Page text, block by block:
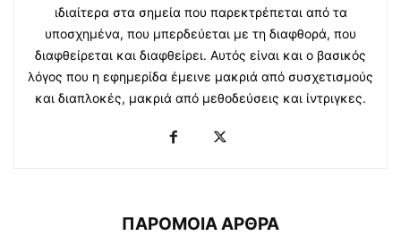
ιδιαίτερα στα σημεία που παρεκτρέπεται από τα
υποσχημένα, που μπερδεύεται με τη διαφθορά, που
διαφθείρεται και διαφθείρει. Αυτός είναι και ο βασικός
λόγος που η εφημερίδα έμεινε μακριά από συσχετισμούς
και διαπλοκές, μακριά από μεθοδεύσεις και ίντριγκες.
ΠΑΡΟΜΟΙΑ ΑΡΘΡΑ